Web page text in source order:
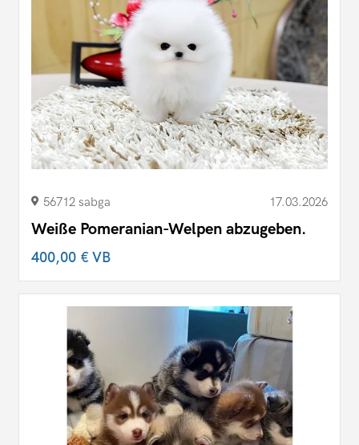
56712 sabga 17.03.2026
Weiße Pomeranian-Welpen abzugeben.
400,00 €VB